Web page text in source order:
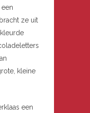
ze uit
kleine
een